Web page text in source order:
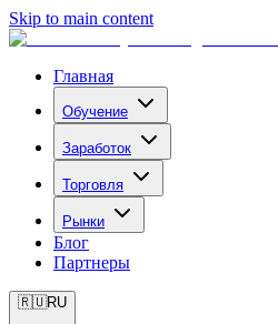
Skip to main content
Главная
Обучение
Заработок
Торговля
Рынки
Блог
Партнеры
🇷🇺RU